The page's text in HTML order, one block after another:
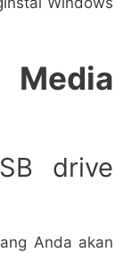
drive
Anda akan